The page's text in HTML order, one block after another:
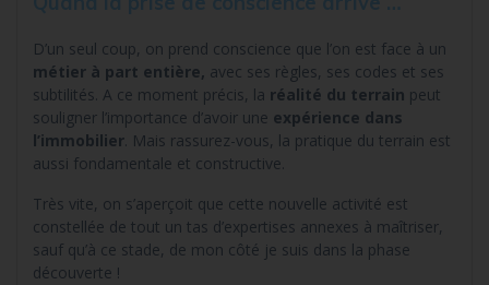
D’un seul coup, on prend conscience que l’on est face à un
métier à part entière, avec ses règles, ses codes et ses
subtilités. A ce moment précis, la réalité du terrain peut
souligner l’importance d’avoir une expérience dans
l’immobilier. Mais rassurez-vous, la pratique du terrain est
aussi fondamentale et constructive.
Très vite, on s’aperçoit que cette nouvelle activité est
constellée de tout un tas d’expertises annexes à maîtriser,
sauf qu’à ce stade, de mon côté je suis dans la phase
découverte !